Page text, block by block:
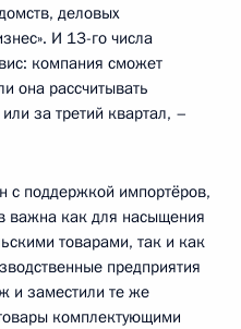
деловых
И 13-го числа
компания сможет
она рассчитывать
за третий квартал, –
с поддержкой импортёров,
важна как для насыщения
товарами, так и как
предприятия
и заместили те же
комплектующими